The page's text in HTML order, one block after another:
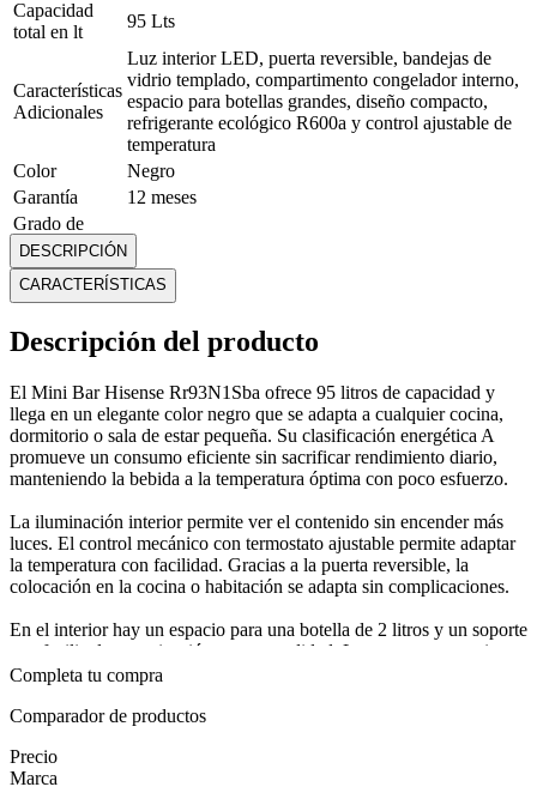
Capacidad
total en lt
95 Lts
Características
Adicionales
Luz interior LED, puerta reversible, bandejas de
vidrio templado, compartimento congelador interno,
espacio para botellas grandes, diseño compacto,
refrigerante ecológico R600a y control ajustable de
temperatura
Color
Negro
Garantía
12 meses
Grado de
consumo de
energía
Ice maker
No
Marca
Hisense
Medidas
cm
Modelo
RR93N1SBA
Panel de
control
Mecánico con perilla reguladora de temperatura
Tipo de
material de la
puerta
Metal con acabado negro
Tipo de
Voltaje
110 V
Mostrar más
DESCRIPCIÓN
CARACTERÍSTICAS
Descripción del producto
El Mini Bar Hisense Rr93N1Sba ofrece 95 litros de capacidad y
llega en un elegante color negro que se adapta a cualquier cocina,
dormitorio o sala de estar pequeña. Su clasificación energética A
promueve un consumo eficiente sin sacrificar rendimiento diario,
manteniendo la bebida a la temperatura óptima con poco esfuerzo.
La iluminación interior permite ver el contenido sin encender más
luces. El control mecánico con termostato ajustable permite adaptar
la temperatura con facilidad. Gracias a la puerta reversible, la
colocación en la cocina o habitación se adapta sin complicaciones.
En el interior hay un espacio para una botella de 2 litros y un soporte
que facilita la organización con comodidad. La estructura permite un
uso práctico y, además, incluye una base estable para evitar
distribución de la habitación.
Con dimensiones compactas de 84.2 cm de alto, 47.5 cm de ancho y
44.8 cm de profundidad, y un peso de 23.5 kg, este minibar se
Completa tu compra
Comparador de productos
Precio
Marca